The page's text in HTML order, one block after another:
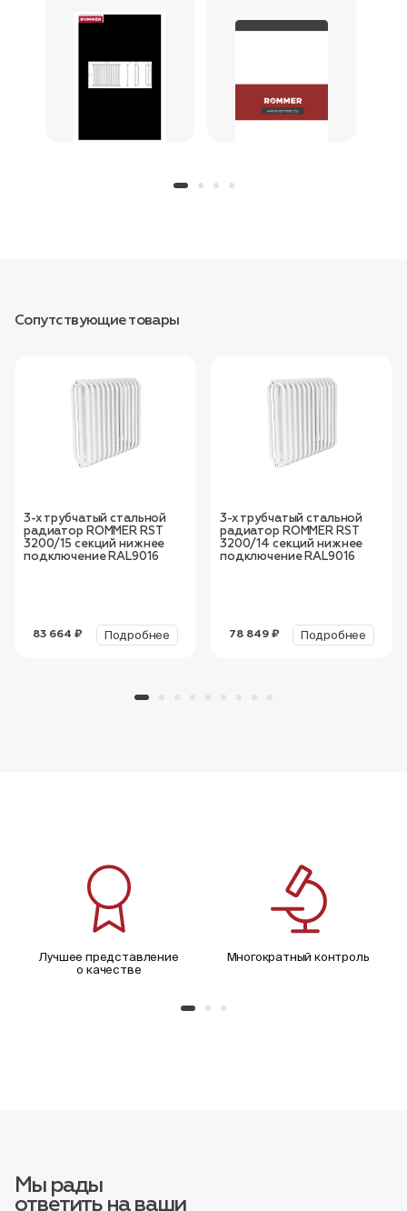
Сопутствующие товары
3-х трубчатый стальной
радиатор ROMMER RST
3200/15 секций нижнее
подключение RAL9016
83 664 ₽ Подробнее
3-х трубчатый стальной
радиатор ROMMER RST
3200/14 секций нижнее
подключение RAL9016
78 849 ₽ Подробнее
Лучшее представление
о качестве
Многократный контроль
Мы рады
ответить на ваши